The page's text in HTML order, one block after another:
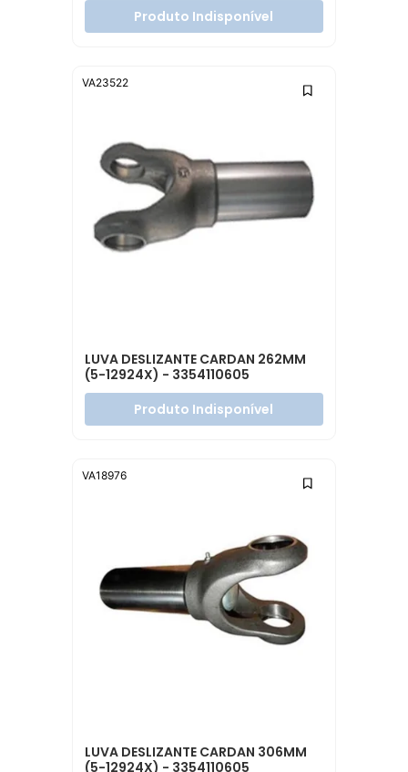
Produto Indisponível
LUVA DESLIZANTE CARDAN 262MM
(5-12924X) - 3354110605
Produto Indisponível
VA23522
LUVA DESLIZANTE CARDAN 306MM
(5-12924X) - 3354110605
VA18976